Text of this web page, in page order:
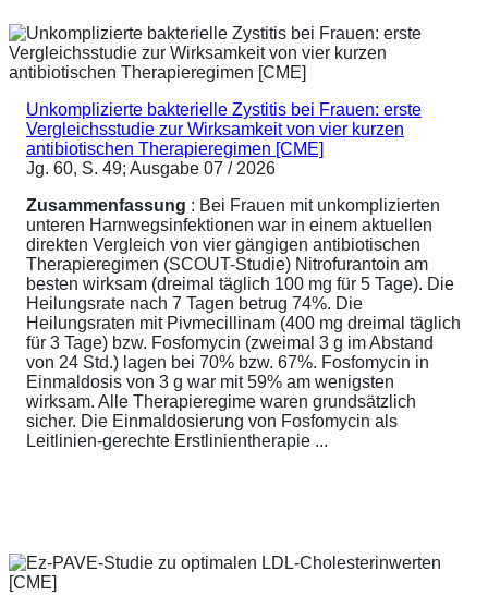
Unkomplizierte bakterielle Zystitis bei Frauen: erste
Vergleichsstudie zur Wirksamkeit von vier kurzen
antibiotischen Therapieregimen [CME]
Jg. 60, S. 49; Ausgabe 07 / 2026
Zusammenfassung : Bei Frauen mit unkomplizierten
unteren Harnwegsinfektionen war in einem aktuellen
direkten Vergleich von vier gängigen antibiotischen
Therapieregimen (SCOUT-Studie) Nitrofurantoin am
besten wirksam (dreimal täglich 100 mg für 5 Tage). Die
Heilungsrate nach 7 Tagen betrug 74%. Die
Heilungsraten mit Pivmecillinam (400 mg dreimal täglich
für 3 Tage) bzw. Fosfomycin (zweimal 3 g im Abstand
von 24 Std.) lagen bei 70% bzw. 67%. Fosfomycin in
Einmaldosis von 3 g war mit 59% am wenigsten
wirksam. Alle Therapieregime waren grundsätzlich
sicher. Die Einmaldosierung von Fosfomycin als
Leitlinien-gerechte Erstlinientherapie ...